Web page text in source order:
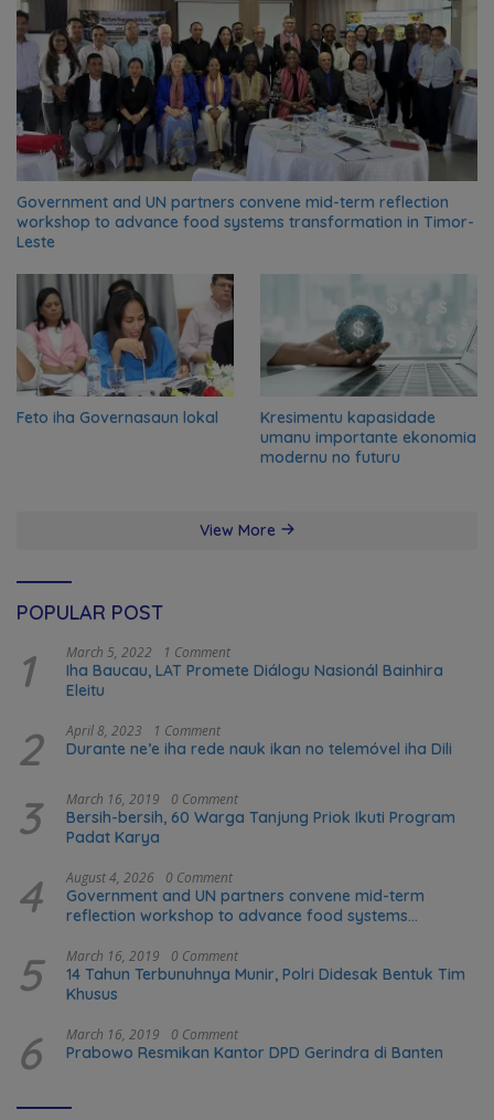
Government and UN partners convene mid-term reflection
workshop to advance food systems transformation in Timor-
Leste
Feto iha Governasaun lokal
Kresimentu kapasidade
umanu importante ekonomia
modernu no futuru
View More
POPULAR POST
1 March 5, 2022 1 Comment
Iha Baucau, LAT Promete Diálogu Nasionál Bainhira
Eleitu
2 April 8, 2023 1 Comment
Durante ne’e iha rede nauk ikan no telemóvel iha Dili
3 March 16, 2019 0 Comment
Bersih-bersih, 60 Warga Tanjung Priok Ikuti Program
Padat Karya
4 August 4, 2026 0 Comment
Government and UN partners convene mid-term
reflection workshop to advance food systems
5 March 16, 2019 0 Comment
14 Tahun Terbunuhnya Munir, Polri Didesak Bentuk Tim
Khusus
6 March 16, 2019 0 Comment
Prabowo Resmikan Kantor DPD Gerindra di Banten